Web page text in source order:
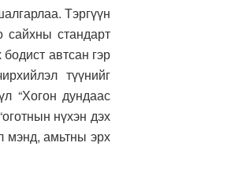
Тэргүүн
стандарт
автсан гэр
түүнийг
“Хогон дундаас
нүхэн дэх
мэнд, амьтны эрх